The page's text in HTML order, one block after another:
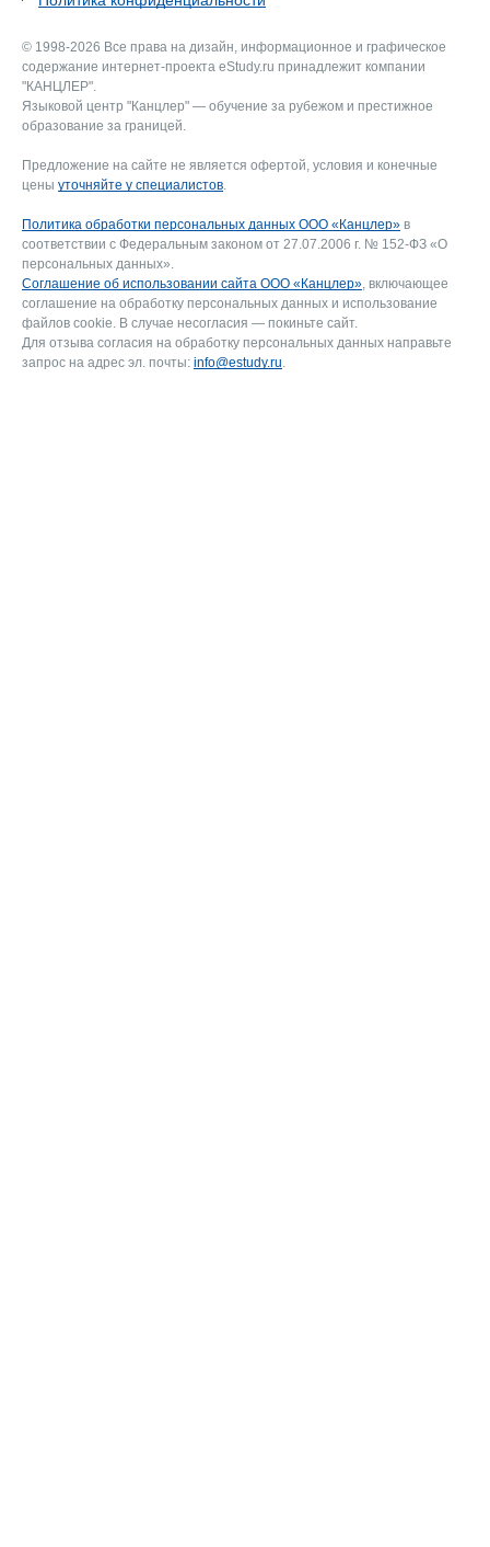
© 1998-2026 Все права на дизайн, информационное и графическое
содержание интернет-проекта eStudy.ru принадлежит компании
"КАНЦЛЕР".
Языковой центр "Канцлер" — обучение за рубежом и престижное
образование за границей.
Предложение на сайте не является офертой, условия и конечные
цены уточняйте у специалистов.
Политика обработки персональных данных ООО «Канцлер» в
соответствии с Федеральным законом от 27.07.2006 г. № 152-ФЗ «О
персональных данных».
Соглашение об использовании сайта ООО «Канцлер», включающее
соглашение на обработку персональных данных и использование
файлов cookie. В случае несогласия — покиньте сайт.
Для отзыва согласия на обработку персональных данных направьте
запрос на адрес эл. почты: info@estudy.ru.